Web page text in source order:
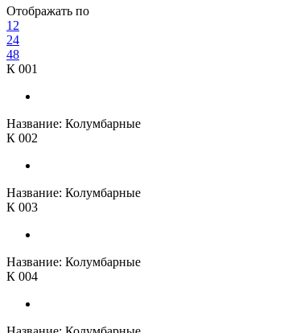
Отображать по
12
24
48
К 001
Название: Колумбарные
К 002
Название: Колумбарные
К 003
Название: Колумбарные
К 004